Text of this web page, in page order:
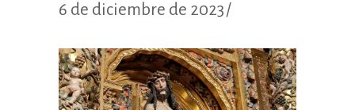
6 de diciembre de 2023